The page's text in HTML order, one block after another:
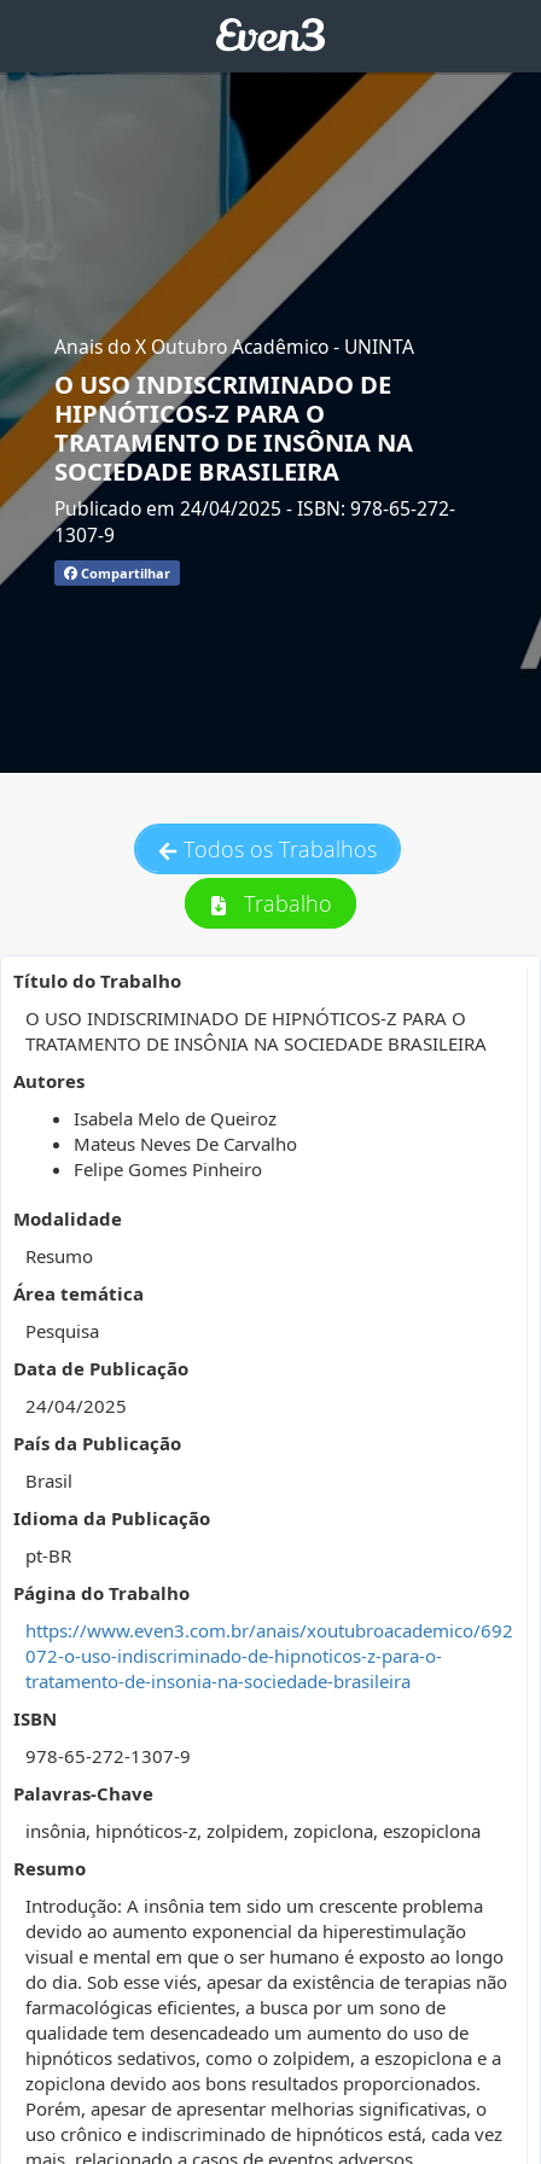
Anais do X Outubro Acadêmico - UNINTA
O USO INDISCRIMINADO DE
HIPNÓTICOS-Z PARA O
TRATAMENTO DE INSÔNIA NA
SOCIEDADE BRASILEIRA
Publicado em 24/04/2025 - ISBN: 978-65-272-
1307-9
Compartilhar
Todos os Trabalhos
Trabalho
Título do Trabalho
O USO INDISCRIMINADO DE HIPNÓTICOS-Z PARA O
TRATAMENTO DE INSÔNIA NA SOCIEDADE BRASILEIRA
Autores
Isabela Melo de Queiroz
Mateus Neves De Carvalho
Felipe Gomes Pinheiro
Modalidade
Resumo
Área temática
Pesquisa
Data de Publicação
24/04/2025
País da Publicação
Brasil
Idioma da Publicação
pt-BR
Página do Trabalho
https://www.even3.com.br/anais/xoutubroacademico/692
072-o-uso-indiscriminado-de-hipnoticos-z-para-o-
tratamento-de-insonia-na-sociedade-brasileira
ISBN
978-65-272-1307-9
Palavras-Chave
insônia, hipnóticos-z, zolpidem, zopiclona, eszopiclona
Resumo
Introdução: A insônia tem sido um crescente problema
devido ao aumento exponencial da hiperestimulação
visual e mental em que o ser humano é exposto ao longo
do dia. Sob esse viés, apesar da existência de terapias não
farmacológicas eficientes, a busca por um sono de
qualidade tem desencadeado um aumento do uso de
hipnóticos sedativos, como o zolpidem, a eszopiclona e a
zopiclona devido aos bons resultados proporcionados.
Porém, apesar de apresentar melhorias significativas, o
uso crônico e indiscriminado de hipnóticos está, cada vez
mais, relacionado a casos de eventos adversos